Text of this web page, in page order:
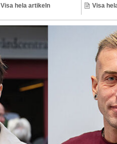
Visa hela artikeln Visa